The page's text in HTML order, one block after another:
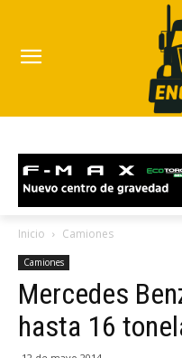
Inicio Camiones
Camiones
Mercedes
hasta 16